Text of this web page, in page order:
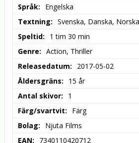
Språk
Engelska
Textning
Svenska, Danska,
Speltid
1 tim 30 min
Genre
Action, Thriller
Releasedatum
2017-05-02
Åldersgräns
15 år
Antal skivor
1
Färg/svartvit
Färg
Bolag
Njuta Films
EAN
7340110420712